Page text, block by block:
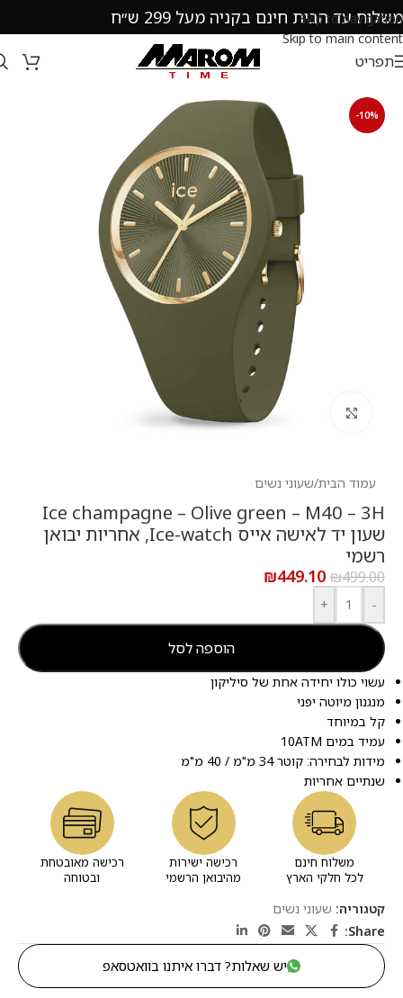
Skip to navigation
Skip to main content
משלוח עד הבית חינם בקניה מעל 299 ש״ח
תפריט
עמוד הבית/שעוני נשים
Ice champagne – Olive green – M40 – 3H
שעון יד לאישה אייס Ice-watch, אחריות יבואן
רשמי
₪499.00
₪449.10
-
+
הוספה לסל
עשוי כולו יחידה אחת של סיליקון
מנגנון מיוטה יפני
קל במיוחד
עמיד במים 10ATM
מידות לבחירה: קוטר 34 מ"מ / 40 מ"מ
שנתיים אחריות
משלוח חינם
לכל חלקי הארץ
רכישה ישירות
מהיבואן הרשמי
רכישה מאובטחת
ובטוחה
קטגוריה: שעוני נשים
Share:
יש שאלות? דברו איתנו בוואטסאפ
-10%
לחץ להגדלה